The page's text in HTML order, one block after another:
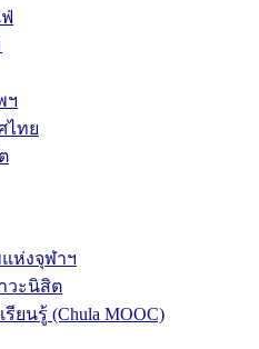
ฯ
ไทย
ห่งจุฬาฯ
วะนิสิต
ยนรู้ (Chula MOOC)